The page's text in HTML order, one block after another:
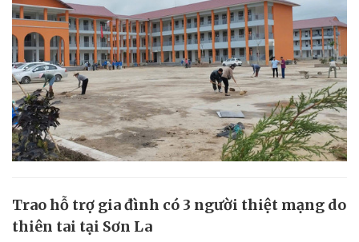
Trao hỗ trợ gia đình có 3 người thiệt mạng do
thiên tai tại Sơn La